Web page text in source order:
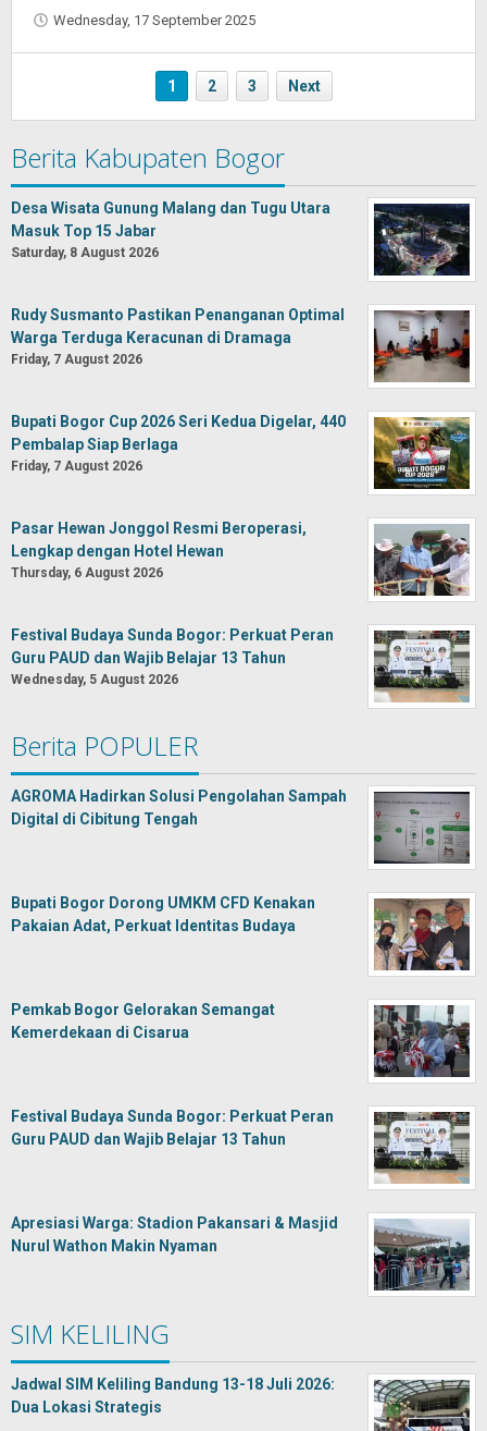
Wednesday, 17 September 2025
1 2 3 Next
Berita Kabupaten Bogor
Desa Wisata Gunung Malang dan Tugu Utara
Masuk Top 15 Jabar
Saturday, 8 August 2026
Rudy Susmanto Pastikan Penanganan Optimal
Warga Terduga Keracunan di Dramaga
Friday, 7 August 2026
Bupati Bogor Cup 2026 Seri Kedua Digelar, 440
Pembalap Siap Berlaga
Friday, 7 August 2026
Pasar Hewan Jonggol Resmi Beroperasi,
Lengkap dengan Hotel Hewan
Thursday, 6 August 2026
Festival Budaya Sunda Bogor: Perkuat Peran
Guru PAUD dan Wajib Belajar 13 Tahun
Wednesday, 5 August 2026
Berita POPULER
AGROMA Hadirkan Solusi Pengolahan Sampah
Digital di Cibitung Tengah
Bupati Bogor Dorong UMKM CFD Kenakan
Pakaian Adat, Perkuat Identitas Budaya
Pemkab Bogor Gelorakan Semangat
Kemerdekaan di Cisarua
Festival Budaya Sunda Bogor: Perkuat Peran
Guru PAUD dan Wajib Belajar 13 Tahun
Apresiasi Warga: Stadion Pakansari & Masjid
Nurul Wathon Makin Nyaman
SIM KELILING
Jadwal SIM Keliling Bandung 13-18 Juli 2026:
Dua Lokasi Strategis